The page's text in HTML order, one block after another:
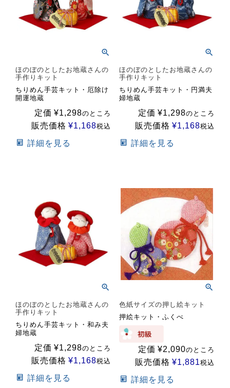
ほのぼのとしたお地蔵さんの
手作りキット
ちりめん手芸キット・厄除け
開運地蔵
定価 ¥1,298のところ
販売価格 ¥1,168税込
詳細を見る
ほのぼのとしたお地蔵さんの
手作りキット
ちりめん手芸キット・円満夫
婦地蔵
定価 ¥1,298のところ
販売価格 ¥1,168税込
詳細を見る
ほのぼのとしたお地蔵さんの
手作りキット
ちりめん手芸キット・和み夫
婦地蔵
定価 ¥1,298のところ
販売価格 ¥1,168税込
詳細を見る
色紙サイズの押し絵キット
押絵キット・ふくべ
定価 ¥2,090のところ
販売価格 ¥1,881税込
詳細を見る